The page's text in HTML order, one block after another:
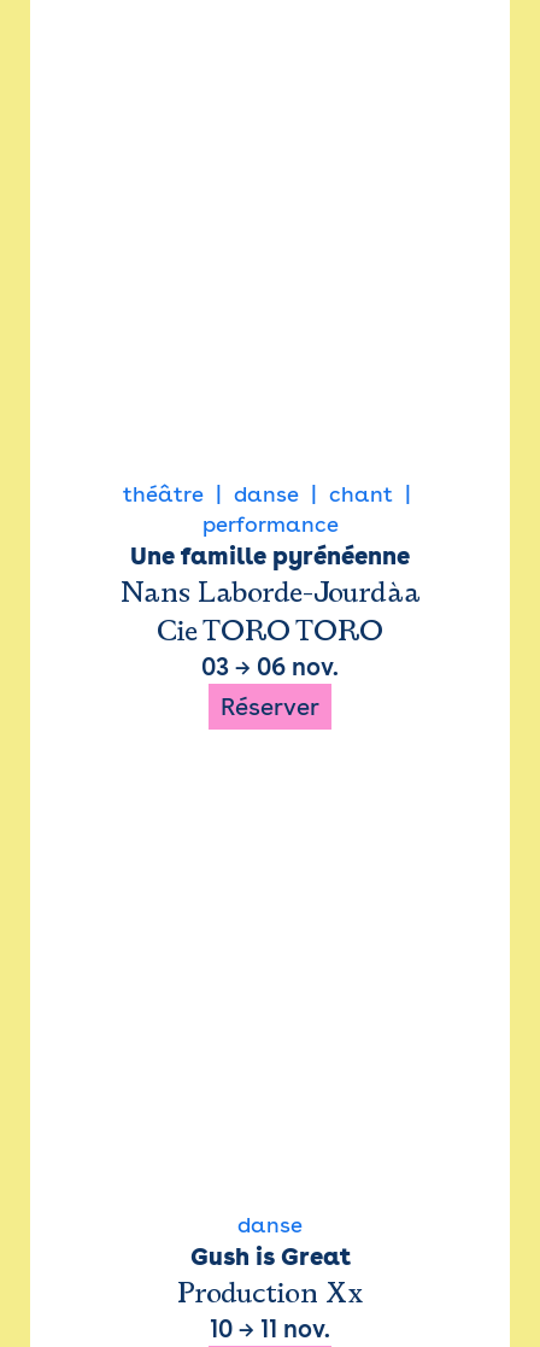
théâtre danse
chant
performance
Une famille pyrénéenne
Nans Laborde-Jourdàa
Cie TORO TORO
03 → 06 nov.
Réserver
danse
Gush is Great
Production Xx
10 → 11 nov.